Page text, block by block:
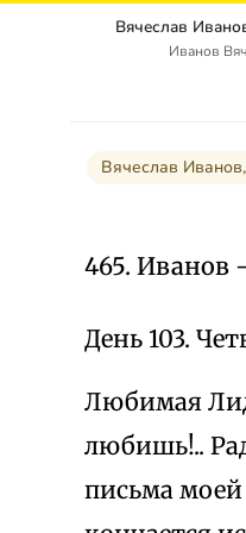
Иванов
Вячеслав
465. Иванов
День 103.
Любимая
любишь!..
письма моей